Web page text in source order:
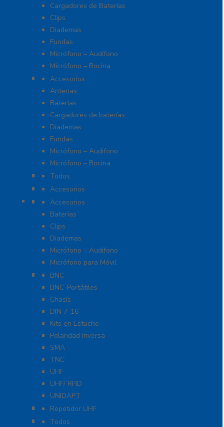
Cargadores de Baterías
Clips
Diademas
Fundas
Micrófono – Audífono
Micrófono – Bocina
Accesorios para ICOM
Accesorios
Antenas
Baterías
Cargadores de baterías
Diademas
Fundas
Micrófono – Audifono
Micrófono – Bocina
Radios Amateur
Todos
Accesorios para Otras Marcas
Accesorios
Accesorios Para Motorola
Accesorios
Baterías
Clips
Diademas
Micrófono – Audifono
Micrófono para Móvil
Adaptadores
BNC
BNC-Portátiles
Chasís
DIN 7-16
Kits en Estuche
Polaridad Inversa
SMA
TNC
UHF
UHF/ RFID
UNIDAPT
Repetidores para Radiocomunicación
Repetidor UHF
Radio Sobre Celular PoC
Todos